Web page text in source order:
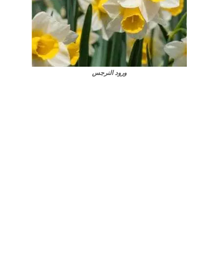
ورود النرجس